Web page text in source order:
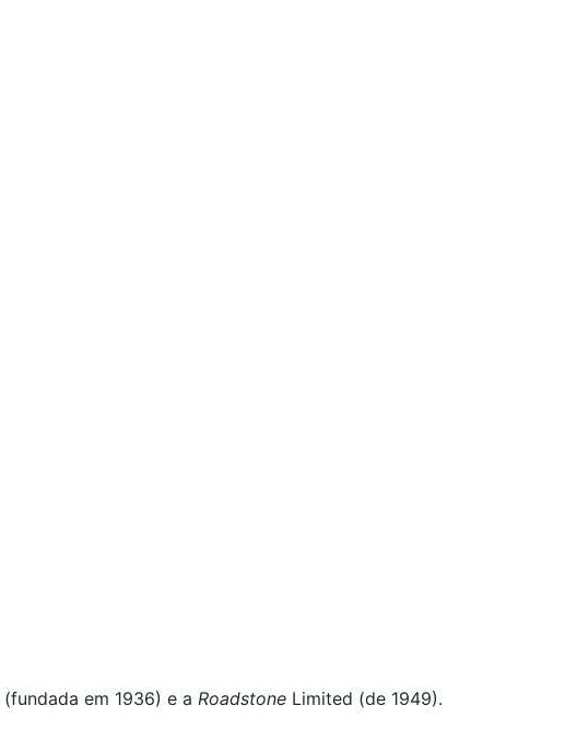
(fundada em 1936) e a Roadstone Limited (de 1949).